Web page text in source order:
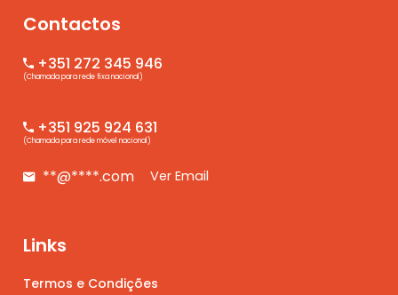
Contactos
+351 272 345 946
(Chamada para rede fixa nacional)
+351 925 924 631
(Chamada para rede móvel nacional)
**@****.com Ver Email
Links
Termos e Condições